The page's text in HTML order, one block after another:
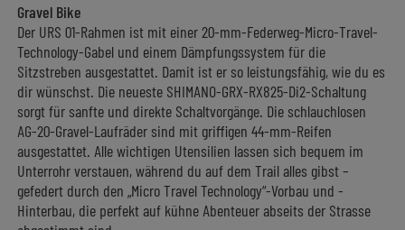
Gravel Bike
Der URS 01-Rahmen ist mit einer 20-mm-Federweg-Micro-Travel-
Technology-Gabel und einem Dämpfungssystem für die
Sitzstreben ausgestattet. Damit ist er so leistungsfähig, wie du es
dir wünschst. Die neueste SHIMANO-GRX-RX825-Di2-Schaltung
sorgt für sanfte und direkte Schaltvorgänge. Die schlauchlosen
AG-20-Gravel-Laufräder sind mit griffigen 44-mm-Reifen
ausgestattet. Alle wichtigen Utensilien lassen sich bequem im
Unterrohr verstauen, während du auf dem Trail alles gibst –
gefedert durch den „Micro Travel Technology“-Vorbau und -
Hinterbau, die perfekt auf kühne Abenteuer abseits der Strasse